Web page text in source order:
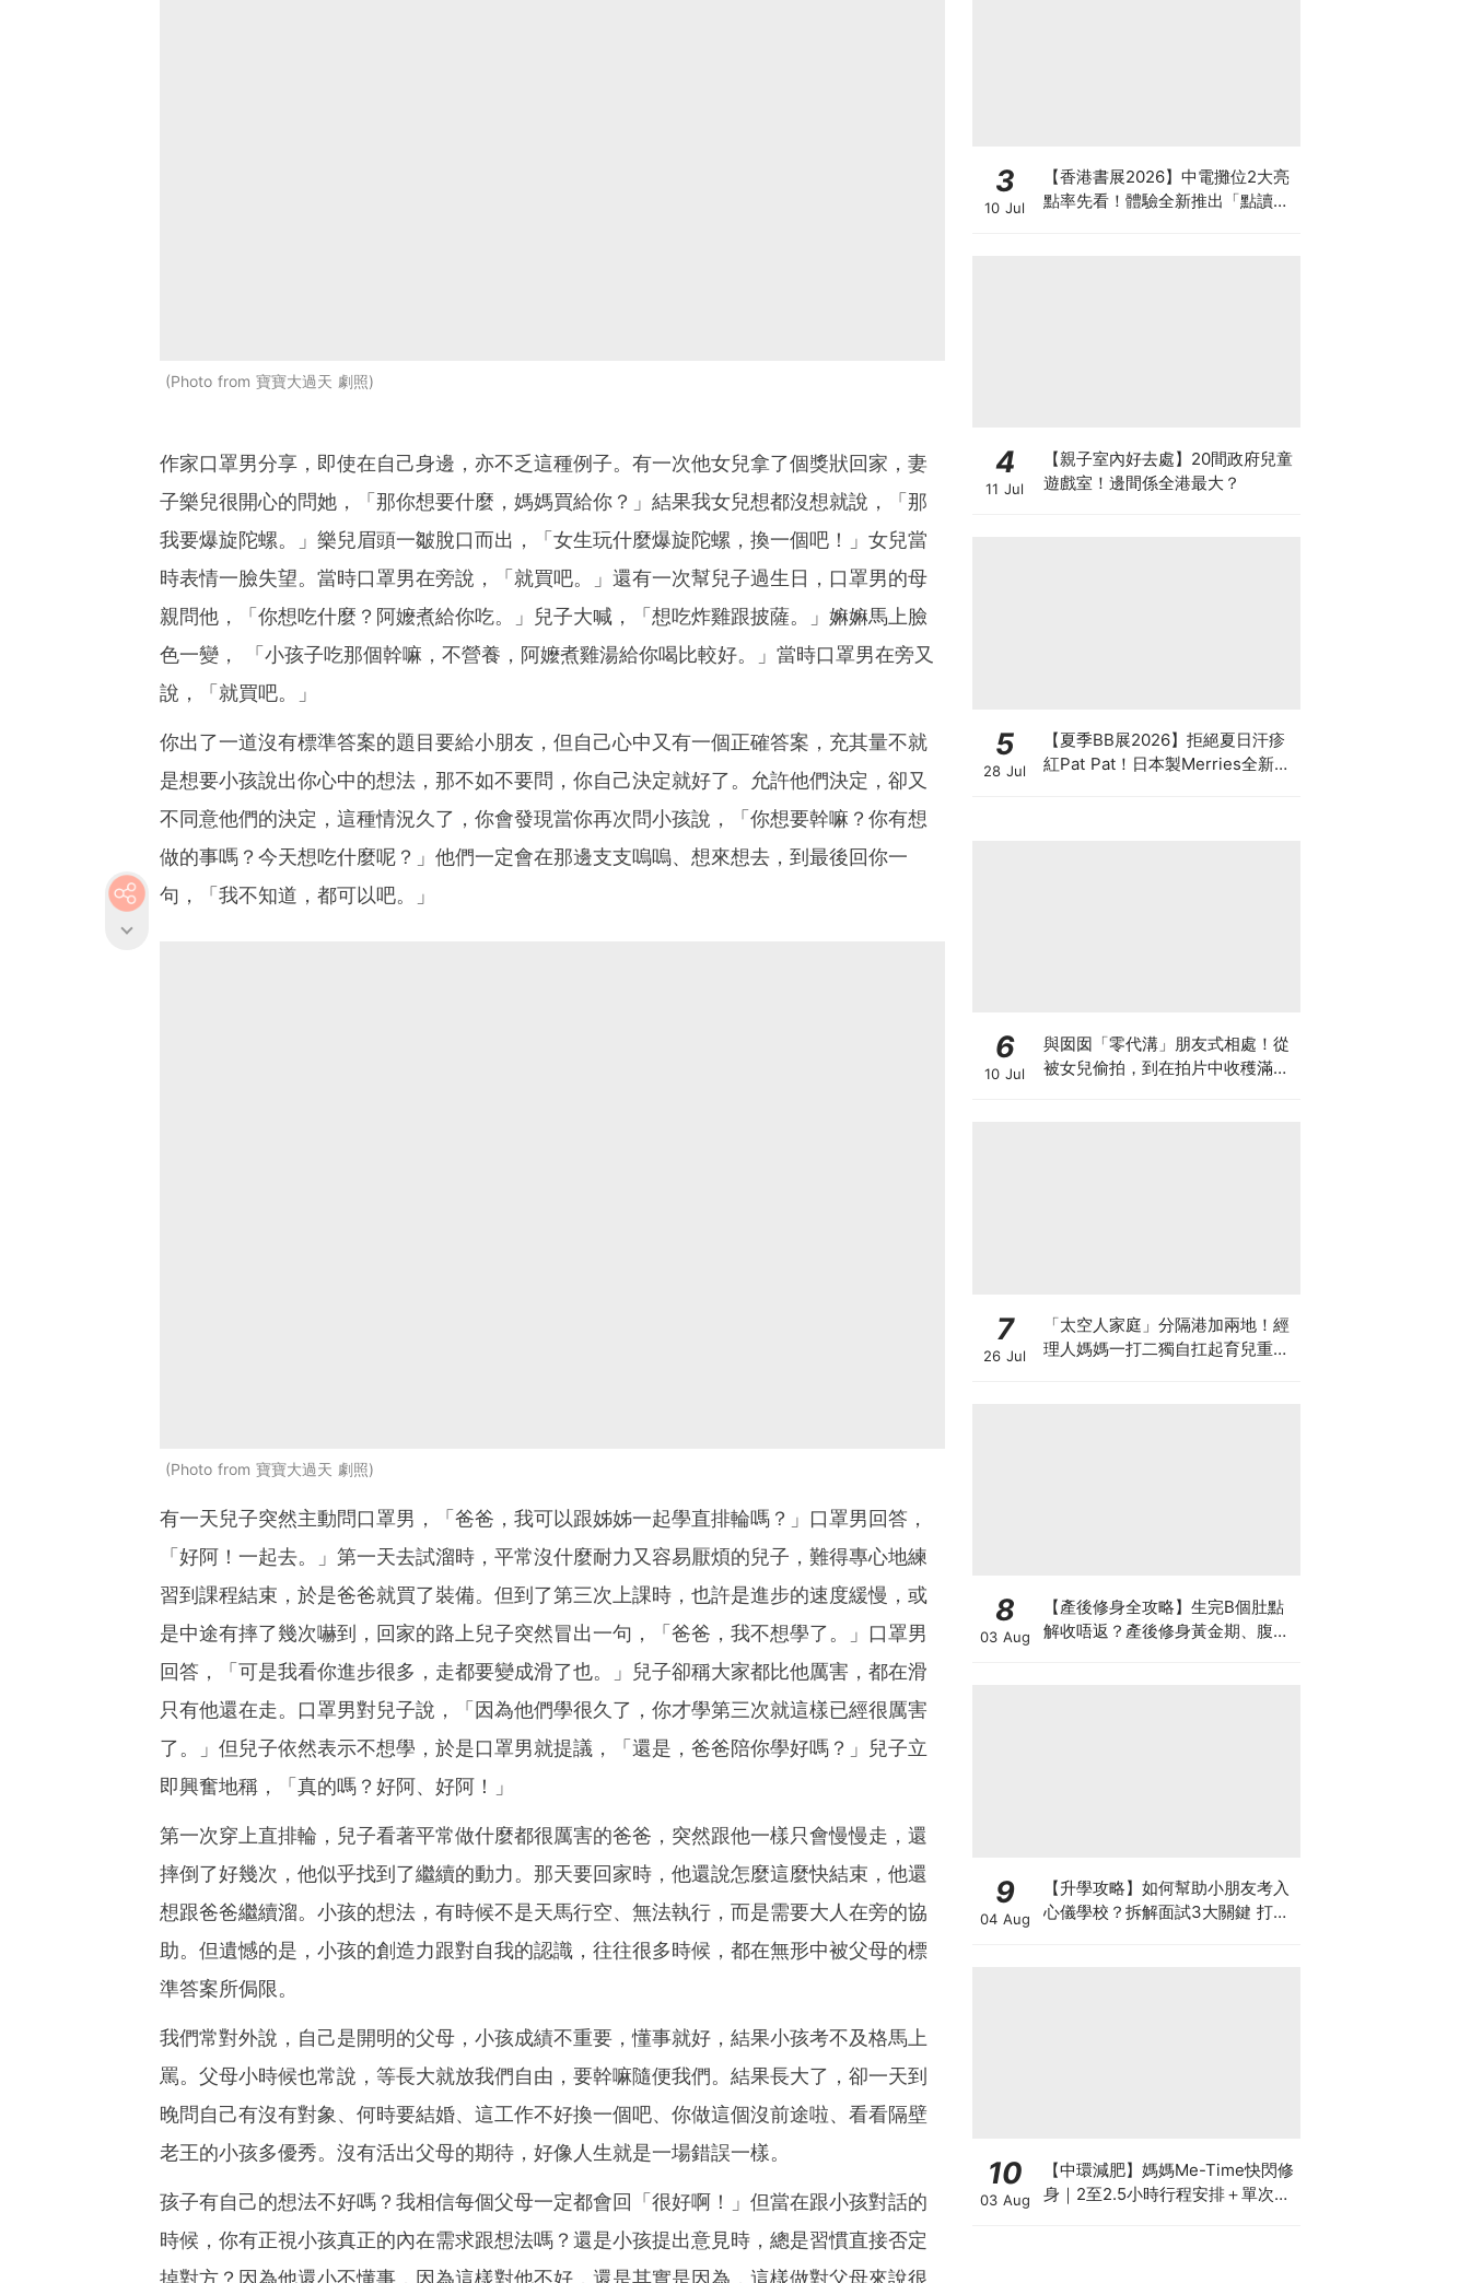
Photo from 寶寶大過天 劇照
作家口罩男分享，即使在自己身邊，亦不乏這種例子。有一次他女兒拿了個獎狀回家，妻
子樂兒很開心的問她，「那你想要什麼，媽媽買給你？」結果我女兒想都沒想就說，「那
我要爆旋陀螺。」樂兒眉頭一皺脫口而出，「女生玩什麼爆旋陀螺，換一個吧！」女兒當
時表情一臉失望。當時口罩男在旁說，「就買吧。」還有一次幫兒子過生日，口罩男的母
親問他，「你想吃什麼？阿嬤煮給你吃。」兒子大喊，「想吃炸雞跟披薩。」嫲嫲馬上臉
色一變， 「小孩子吃那個幹嘛，不營養，阿嬤煮雞湯給你喝比較好。」當時口罩男在旁又
說，「就買吧。」
你出了一道沒有標準答案的題目要給小朋友，但自己心中又有一個正確答案，充其量不就
是想要小孩說出你心中的想法，那不如不要問，你自己決定就好了。允許他們決定，卻又
不同意他們的決定，這種情況久了，你會發現當你再次問小孩說，「你想要幹嘛？你有想
做的事嗎？今天想吃什麼呢？」他們一定會在那邊支支嗚嗚、想來想去，到最後回你一
句，「我不知道，都可以吧。」
Photo from 寶寶大過天 劇照
有一天兒子突然主動問口罩男，「爸爸，我可以跟姊姊一起學直排輪嗎？」口罩男回答，
「好阿！一起去。」第一天去試溜時，平常沒什麼耐力又容易厭煩的兒子，難得專心地練
習到課程結束，於是爸爸就買了裝備。但到了第三次上課時，也許是進步的速度緩慢，或
是中途有摔了幾次嚇到，回家的路上兒子突然冒出一句，「爸爸，我不想學了。」口罩男
回答，「可是我看你進步很多，走都要變成滑了也。」兒子卻稱大家都比他厲害，都在滑
只有他還在走。口罩男對兒子說，「因為他們學很久了，你才學第三次就這樣已經很厲害
了。」但兒子依然表示不想學，於是口罩男就提議，「還是，爸爸陪你學好嗎？」兒子立
即興奮地稱，「真的嗎？好阿、好阿！」
第一次穿上直排輪，兒子看著平常做什麼都很厲害的爸爸，突然跟他一樣只會慢慢走，還
摔倒了好幾次，他似乎找到了繼續的動力。那天要回家時，他還說怎麼這麼快結束，他還
想跟爸爸繼續溜。小孩的想法，有時候不是天馬行空、無法執行，而是需要大人在旁的協
助。但遺憾的是，小孩的創造力跟對自我的認識，往往很多時候，都在無形中被父母的標
準答案所侷限。
我們常對外說，自己是開明的父母，小孩成績不重要，懂事就好，結果小孩考不及格馬上
罵。父母小時候也常說，等長大就放我們自由，要幹嘛隨便我們。結果長大了，卻一天到
晚問自己有沒有對象、何時要結婚、這工作不好換一個吧、你做這個沒前途啦、看看隔壁
老王的小孩多優秀。沒有活出父母的期待，好像人生就是一場錯誤一樣。
孩子有自己的想法不好嗎？我相信每個父母一定都會回「很好啊！」但當在跟小孩對話的
時候，你有正視小孩真正的內在需求跟想法嗎？還是小孩提出意見時，總是習慣直接否定
掉對方？因為他還小不懂事，因為這樣對他不好，還是其實是因為，這樣做對父母來說很
3
10 Jul
【香港書展2026】中電攤位2大亮
點率先看！體驗全新推出「點讀故
4
11 Jul
【親子室內好去處】20間政府兒童
遊戲室！邊間係全港最大？
5
28 Jul
【夏季BB展2026】拒絕夏日汗疹
紅Pat Pat！日本製Merries全新超
6
10 Jul
與囡囡「零代溝」朋友式相處！從
被女兒偷拍，到在拍片中收穫滿足
7
26 Jul
「太空人家庭」分隔港加兩地！經
理人媽媽一打二獨自扛起育兒重
8
03 Aug
【產後修身全攻略】生完B個肚點
解收唔返？產後修身黃金期、腹直
9
04 Aug
【升學攻略】如何幫助小朋友考入
心儀學校？拆解面試3大關鍵 打好
10
03 Aug
【中環減肥】媽媽Me-Time快閃修
身｜2至2.5小時行程安排＋單次收